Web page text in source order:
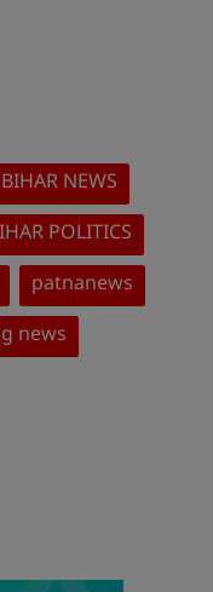
BIHAR NEWS
POLITICS
patnanews
news